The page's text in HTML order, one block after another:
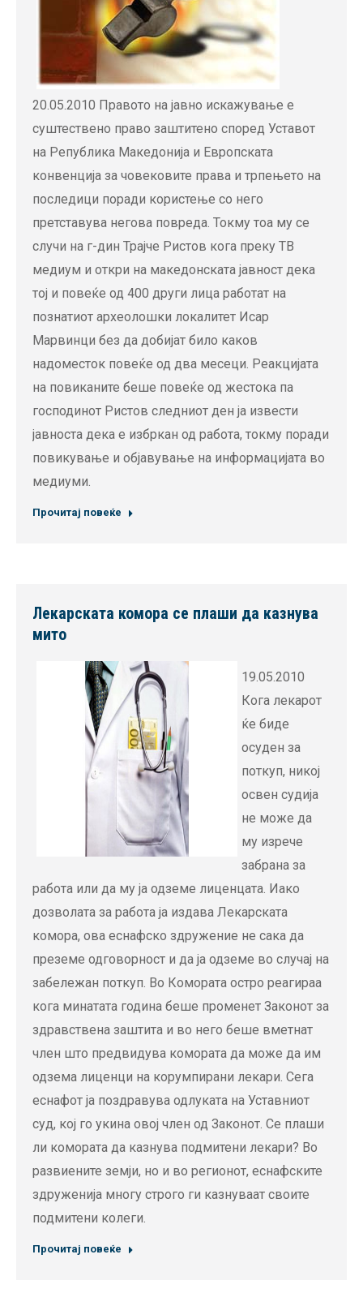
20.05.2010 Правото на јавно искажување е
суштествено право заштитено според Уставот
на Република Македонија и Европската
конвенција за човековите права и трпењето на
последици поради користење со него
претставува негова повреда. Токму тоа му се
случи на г-дин Трајче Ристов кога преку ТВ
медиум и откри на македонската јавност дека
тој и повеќе од 400 други лица работат на
познатиот археолошки локалитет Исар
Марвинци без да добијат било каков
надоместок повеќе од два месеци. Реакцијата
на повиканите беше повеќе од жестока па
господинот Ристов следниот ден ја извести
јавноста дека е избркан од работа, токму поради
повикување и објавување на информацијата во
медиуми.
Прочитај повеќе
Лекарската комора се плаши да казнува
мито
19.05.2010
Кога лекарот
ќе биде
осуден за
поткуп, никој
освен судија
не може да
му изрече
забрана за
работа или да му ја одземе лиценцата. Иако
дозволата за работа ја издава Лекарската
комора, ова еснафско здружение не сака да
преземе одговорност и да ја одземе во случај на
забележан поткуп. Во Комората остро реагираа
кога минатата година беше променет Законот за
здравствена заштита и во него беше вметнат
член што предвидува комората да може да им
одзема лиценци на корумпирани лекари. Сега
еснафот ја поздравува одлуката на Уставниот
суд, кој го укина овој член од Законот. Се плаши
ли комората да казнува подмитени лекари? Во
развиените земји, но и во регионот, еснафските
здруженија многу строго ги казнуваат своите
подмитени колеги.
Прочитај повеќе